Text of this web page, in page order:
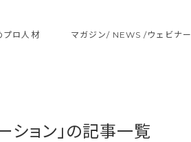
プロ人材 マガジン/ NEWS /ウェビナー
ション」の記事一覧